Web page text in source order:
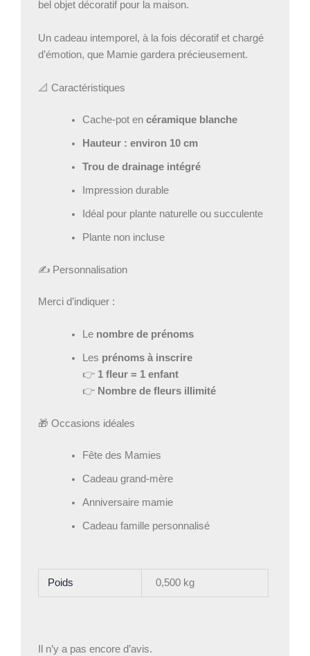
bel objet décoratif pour la maison.
Un cadeau intemporel, à la fois décoratif et chargé
d’émotion, que Mamie gardera précieusement.
📐 Caractéristiques
Cache-pot en céramique blanche
Hauteur : environ 10 cm
Trou de drainage intégré
Impression durable
Idéal pour plante naturelle ou succulente
Plante non incluse
✍️ Personnalisation
Merci d’indiquer :
Le nombre de prénoms
Les prénoms à inscrire
👉 1 fleur = 1 enfant
👉 Nombre de fleurs illimité
🎁 Occasions idéales
Fête des Mamies
Cadeau grand-mère
Anniversaire mamie
Cadeau famille personnalisé
Poids 0,500 kg
Il n’y a pas encore d’avis.